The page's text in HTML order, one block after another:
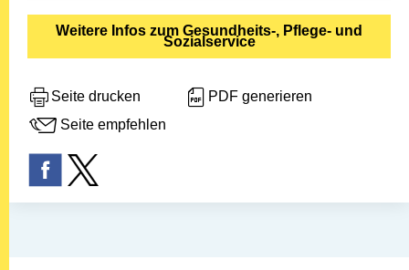
Weitere Infos zum Gesundheits-, Pflege- und
Sozialservice
Seite drucken
PDF generieren
Seite empfehlen